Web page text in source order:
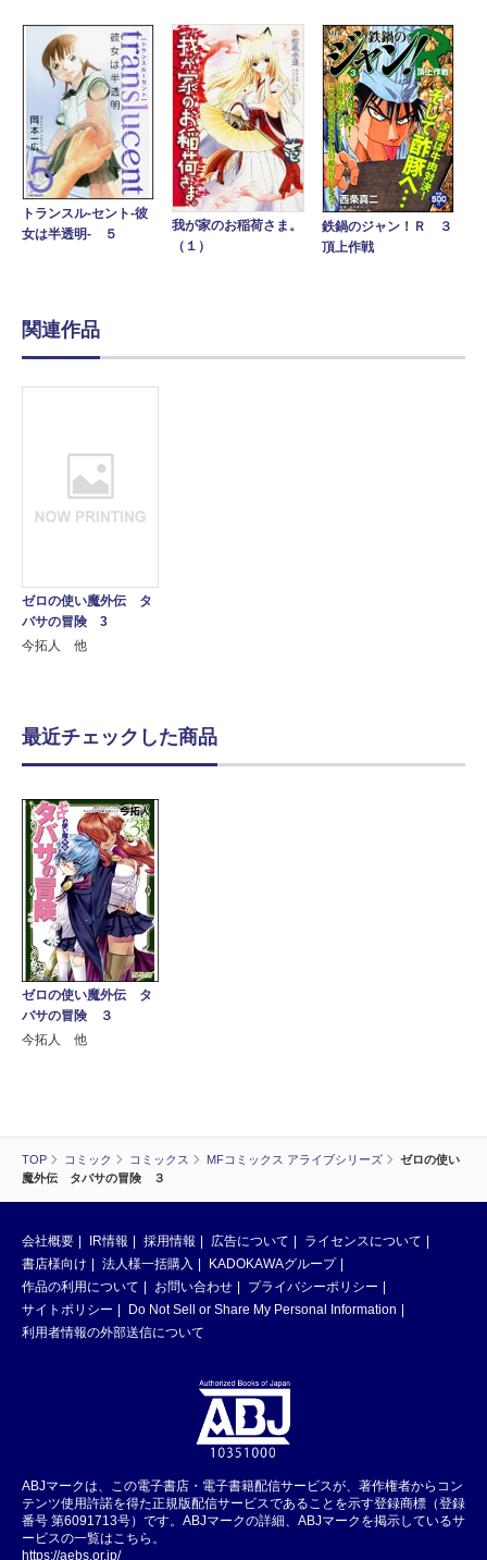
TOP コミック コミックス MFコミックス アライブシリーズ
ゼロの使い
魔外伝 タバサの冒険 ３
トランスル‐セント‐彼
女は半透明‐ ５
我が家のお稲荷さま。
（１）
鉄鍋のジャン！Ｒ ３
頂上作戦
関連作品
ゼロの使い魔外伝 タ
バサの冒険 3
今拓人 他
最近チェックした商品
ゼロの使い魔外伝 タ
バサの冒険 ３
今拓人 他
会社概要 IR情報 採用情報 広告について
ライセンスについて
書店様向け
法人様一括購入
KADOKAWAグループ
作品の利用について
お問い合わせ
プライバシーポリシー
サイトポリシー
Do Not Sell or Share My Personal Information
利用者情報の外部送信について
ABJマークは、この電子書店・電子書籍配信サービスが、著作権者からコン
テンツ使用許諾を得た正規版配信サービスであることを示す登録商標（登録
番号 第6091713号）です。ABJマークの詳細、ABJマークを掲示しているサ
ービスの一覧はこちら。
https://aebs.or.jp/